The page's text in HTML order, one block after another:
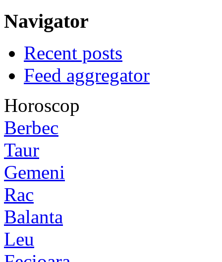
Navigator
Recent posts
Feed aggregator
Horoscop
Berbec
Taur
Gemeni
Rac
Balanta
Leu